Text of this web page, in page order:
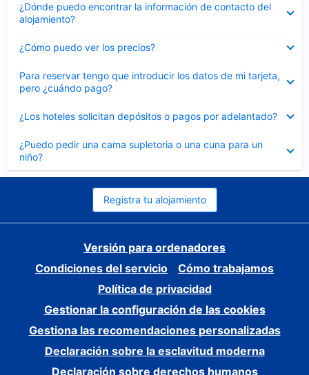
¿Dónde puedo encontrar la información de contacto del
alojamiento?
cerrado
¿Cómo puedo ver los precios?
cerrado
Para reservar tengo que introducir los datos de mi tarjeta,
pero ¿cuándo pago?
cerrado
¿Los hoteles solicitan depósitos o pagos por adelantado?
cerrado
¿Puedo pedir una cama supletoria o una cuna para un
niño?
cerrado
Registra tu alojamiento
Versión para ordenadores
Condiciones del servicio
Cómo trabajamos
Política de privacidad
Gestionar la configuración de las cookies
Gestiona las recomendaciones personalizadas
Declaración sobre la esclavitud moderna
Declaración sobre derechos humanos